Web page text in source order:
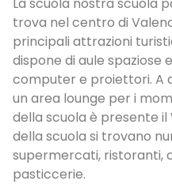
scuola partner, AIL
di Valencia ed è
turistiche della
aule spaziose e ben
proiettori. A
per i momenti di
è presente il Wi-fi
si trovano numerosi
ristoranti, caffetterie,